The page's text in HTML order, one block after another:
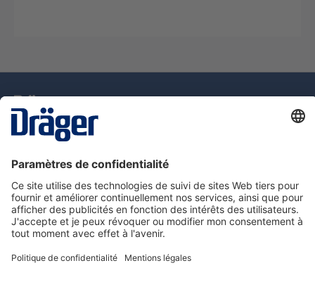
pour la vie
Assistance téléphonique
A propos de Dräger
Information